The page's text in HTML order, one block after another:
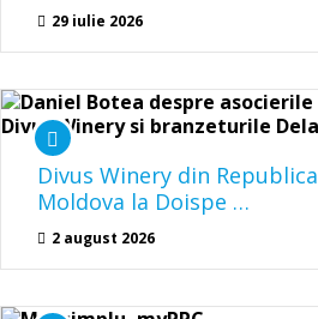
29 iulie 2026
Divus Winery din Republica
Moldova la Doispe …
2 august 2026